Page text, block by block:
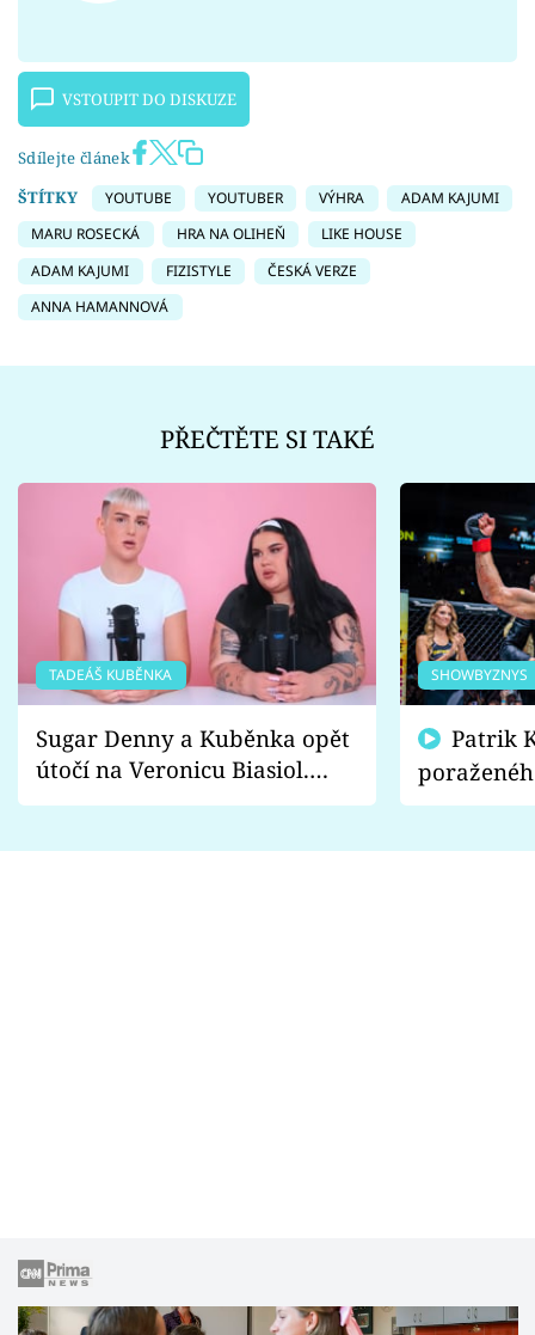
VSTOUPIT DO DISKUZE
Sdílejte článek
ŠTÍTKY
YOUTUBE YOUTUBER VÝHRA
ADAM KAJUMI
MARU ROSECKÁ
HRA NA OLIHEŇ
LIKE HOUSE
ADAM KAJUMI
FIZISTYLE
ČESKÁ VERZE
ANNA HAMANNOVÁ
PŘEČTĚTE SI TAKÉ
TADEÁŠ KUBĚNKA
Sugar Denny a Kuběnka opět
útočí na Veronicu Biasiol.
Proč je podle nich falešná a
SHOWBYZNYS
fanoušci